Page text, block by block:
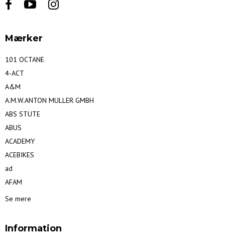
Mærker
101 OCTANE
4-ACT
A&M
A.M.W.ANTON MULLER GMBH
ABS STUTE
ABUS
ACADEMY
ACEBIKES
ad
AFAM
Se mere
Information